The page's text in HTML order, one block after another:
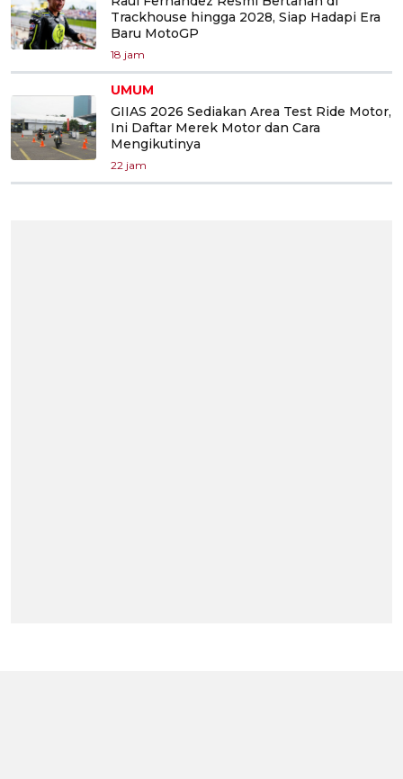
Trackhouse hingga 2028, Siap Hadapi Era
Baru MotoGP
18 jam
UMUM
GIIAS 2026 Sediakan Area Test Ride Motor,
Ini Daftar Merek Motor dan Cara
Mengikutinya
22 jam